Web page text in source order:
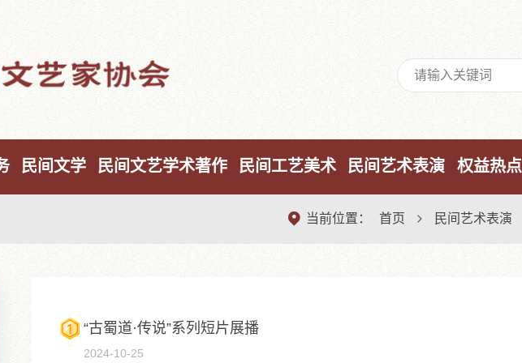
民间文学 民间文艺学术著作 民间工艺美术 民间艺术表演 权益热点
 当前位置： 首页  民间艺术表演
“古蜀道·传说”系列短片展播
2024-10-25